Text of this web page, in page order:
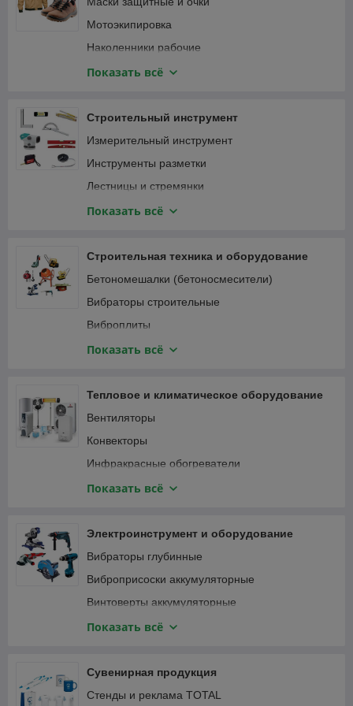
Мотоэкипировка
Наколенники рабочие
Наушники
Привязь страховочная
Спецодежда
Показать всё
Строительный инструмент
Измерительный инструмент
Инструменты разметки
Лестницы и стремянки
Зажимы
Монтажный инструмент
Мусоропровод
Наборы ручного инструмента
Паяльники, оловоотсосы
Пневматический инструмент
Столярно-слесарный инструмент
Показать всё
Строительная техника и оборудование
Бетономешалки (бетоносмесители)
Вибраторы строительные
Виброплиты
Виброрейки
Генераторы и электростанции
Затирочные машины
Компрессоры
Мотобуры и мотодрели
Мотопомпы
Пылесосы строительные
Сварочные аппараты
Станки
Трубогибы, арматурогибы
Швонарезчики
Показать всё
Тепловое и климатическое оборудование
Вентиляторы
Конвекторы
Инфракрасные обогреватели
Кондиционеры
Тепловые пушки
Терморегуляторы (термостаты)
Масляные радиаторы
Показать всё
Электроинструмент и оборудование
Вибраторы глубинные
Виброприсоски аккумуляторные
Винтоверты аккумуляторные
Гаечные ключи и трещотки аккумуляторные
Гвоздезабивные пистолеты, степлеры
Дрели
Показать всё
Сувенирная продукция
Стенды и реклама TOTAL